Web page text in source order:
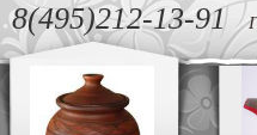
8(495)212-13-91